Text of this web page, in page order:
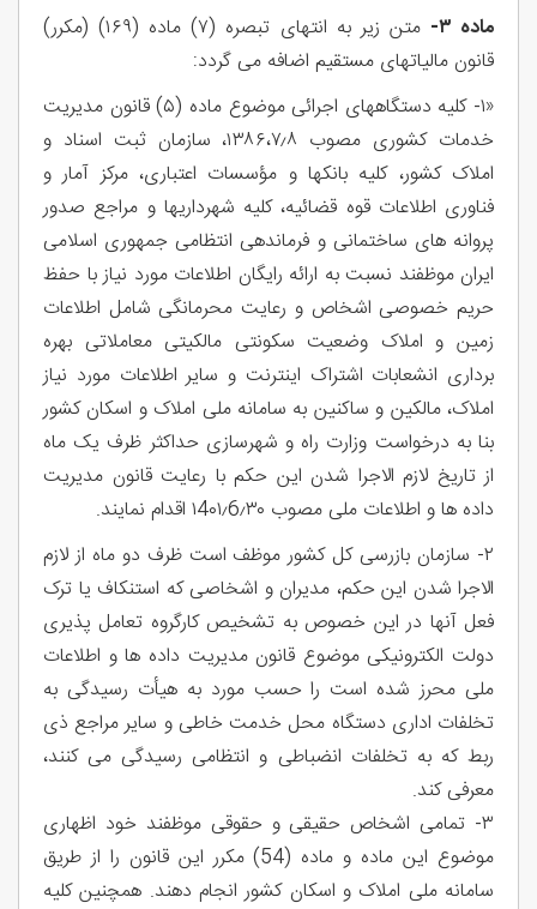
ماده ۳-
متن زیر به انتهای تبصره (۷) ماده (۱۶۹) (مكرر)
قانون مالیاتهای مستقیم اضافه می گردد:
«١- کلیه دستگاههای اجرائی موضوع ماده (۵) قانون مدیریت
خدمات کشوری مصوب ۱۳۸۶،۷٫۸، سازمان ثبت اسناد و
املاک کشور، کلیه بانکها و مؤسسات اعتباری، مرکز آمار و
فناوری اطلاعات قوه قضائیه، کلیه شهرداریها و مراجع صدور
پروانه های ساختمانی و فرماندهی انتظامی جمهوری اسلامی
ایران موظفند نسبت به ارائه رایگان اطلاعات مورد نیاز با حفظ
حریم خصوصی اشخاص و رعایت محرمانگی شامل اطلاعات
زمین و املاک وضعیت سکونتی مالکیتی معاملاتی بهره
برداری انشعابات اشتراک اینترنت و سایر اطلاعات مورد نیاز
املاک، مالكين و ساکنین به سامانه ملی املاک و اسکان کشور
بنا به درخواست وزارت راه و شهرسازی حداکثر ظرف یک ماه
از تاریخ لازم الاجرا شدن این حکم با رعایت قانون مدیریت
داده ها و اطلاعات ملی مصوب ١4٠١٫6٫٣۰ اقدام نمایند.
۲- سازمان بازرسی کل کشور موظف است ظرف دو ماه از لازم
الاجرا شدن این حکم، مدیران و اشخاصی که استنکاف یا ترک
فعل آنها در این خصوص به تشخیص کارگروه تعامل پذیری
دولت الکترونیکی موضوع قانون مدیریت داده ها و اطلاعات
ملی محرز شده است را حسب مورد به هیأت رسیدگی به
تخلفات اداری دستگاه محل خدمت خاطی و سایر مراجع ذی
ربط که به تخلفات انضباطی و انتظامی رسیدگی می کنند،
معرفی کند.
٣- تمامی اشخاص حقیقی و حقوقی موظفند خود اظهاری
موضوع این ماده و ماده (54) مکرر این قانون را از طریق
سامانه ملی املاک و اسکان کشور انجام دهند. همچنین کلیه